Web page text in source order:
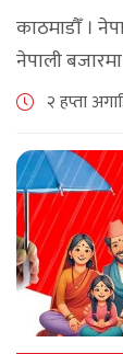
काठमाडौँ ।
नेपाली
अनुसार२ हप्ता